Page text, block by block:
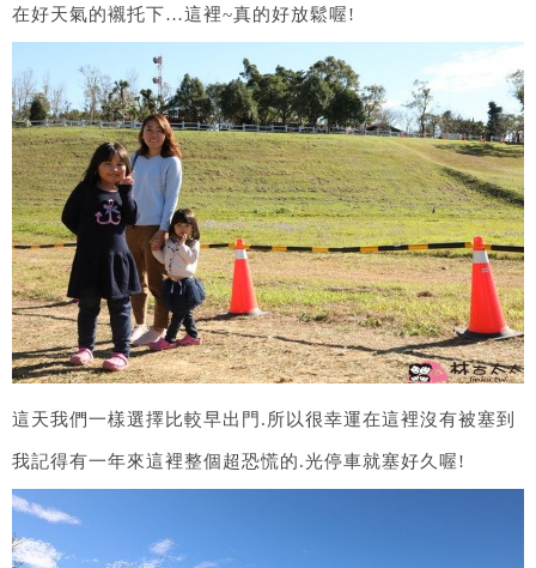
在好天氣的襯托下…這裡~真的好放鬆喔!
這天我們一樣選擇比較早出門.所以很幸運在這裡沒有被塞到
我記得有一年來這裡整個超恐慌的.光停車就塞好久喔!